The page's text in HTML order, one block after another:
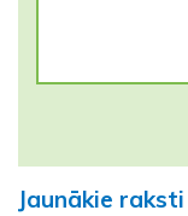
Jaunākie raksti